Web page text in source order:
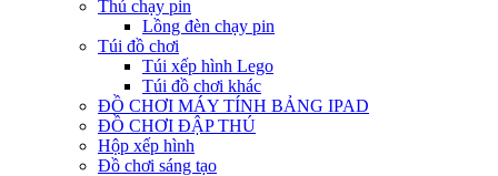
Thú chạy pin
Lồng đèn chạy pin
Túi đồ chơi
Túi xếp hình Lego
Túi đồ chơi khác
ĐỒ CHƠI MÁY TÍNH BẢNG IPAD
ĐỒ CHƠI ĐẬP THÚ
Hộp xếp hình
Đồ chơi sáng tạo